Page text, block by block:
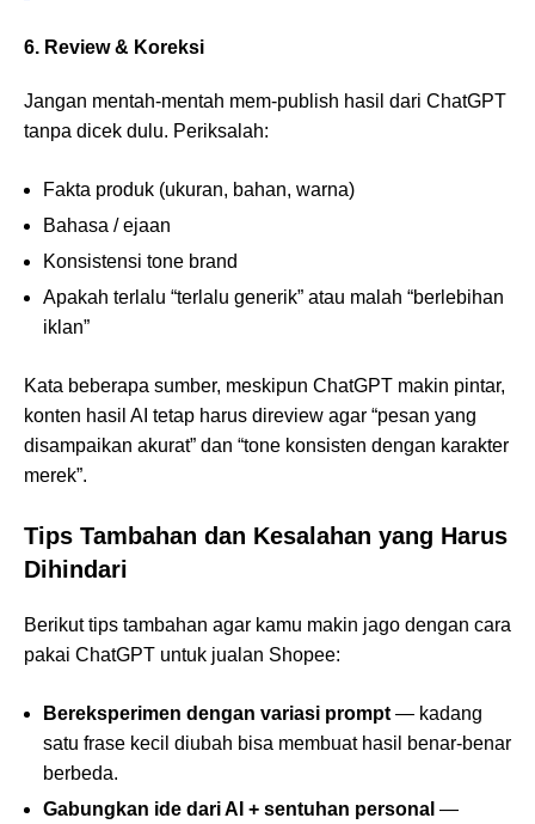
6. Review & Koreksi
Jangan mentah-mentah mem-publish hasil dari ChatGPT
tanpa dicek dulu. Periksalah:
Fakta produk (ukuran, bahan, warna)
Bahasa / ejaan
Konsistensi tone brand
Apakah terlalu “terlalu generik” atau malah “berlebihan
iklan”
Kata beberapa sumber, meskipun ChatGPT makin pintar,
konten hasil AI tetap harus direview agar “pesan yang
disampaikan akurat” dan “tone konsisten dengan karakter
merek”.
Tips Tambahan dan Kesalahan yang Harus
Dihindari
Berikut tips tambahan agar kamu makin jago dengan cara
pakai ChatGPT untuk jualan Shopee:
Bereksperimen dengan variasi prompt— kadang
satu frase kecil diubah bisa membuat hasil benar-benar
berbeda.
Gabungkan ide dari AI + sentuhan personal —